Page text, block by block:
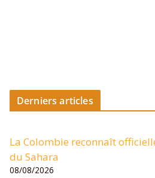
Derniers articles
La Colombie reconnaît
du Sahara
08/08/2026